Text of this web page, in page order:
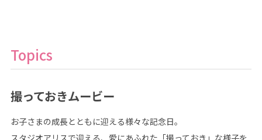
Topics
撮っておきムービー
お子さまの成長とともに迎える様々な記念日。
スタジオアリスで迎える、愛にあふれた「撮っておき」な様子を